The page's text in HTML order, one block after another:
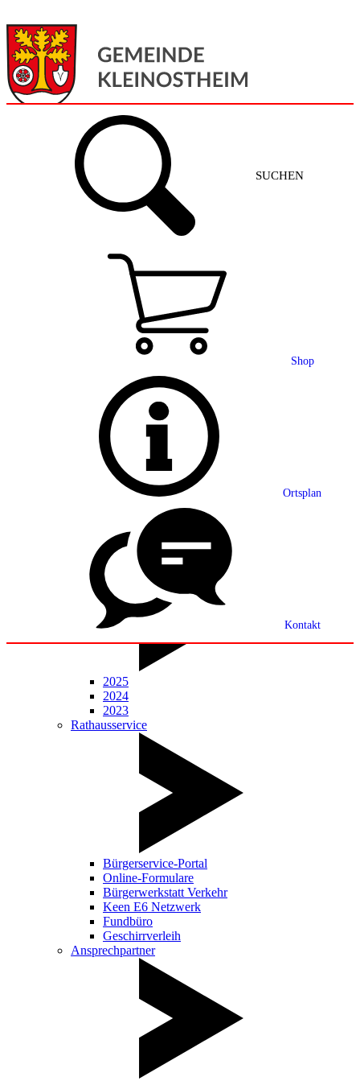
SUCHEN
Shop
Ortsplan
Kontakt
Gemeinde + Service
Grußwort
Ortsplan
Partnerschaft
Statistik
Mitteilungsblatt
2025
2024
2023
Rathausservice
Bürgerservice-Portal
Online-Formulare
Bürgerwerkstatt Verkehr
Keen E6 Netzwerk
Fundbüro
Geschirrverleih
Ansprechpartner